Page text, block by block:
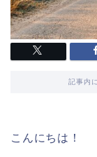
記事内
こんにちは！